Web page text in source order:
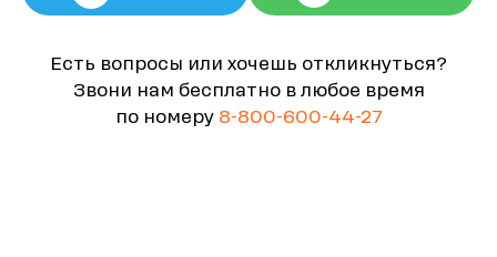
Есть вопросы или хочешь откликнуться?
Звони нам бесплатно в любое время
по номеру 8-800-600-44-27